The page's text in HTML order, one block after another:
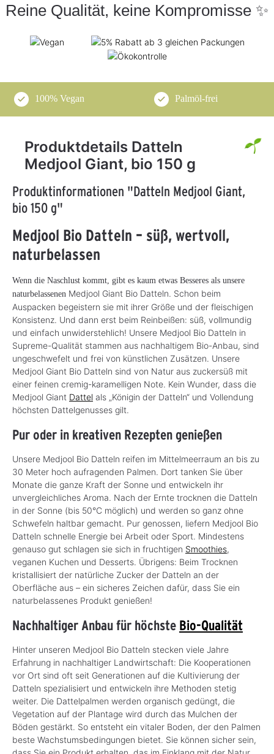
Reine Qualität, keine Kompromisse ✨
100% Vegan Palmöl-frei
Produktdetails Datteln
Medjool Giant, bio 150 g
Produktinformationen "Datteln Medjool Giant,
bio 150 g"
Medjool Bio Datteln – süß, wertvoll,
naturbelassen
Wenn die Naschlust kommt, gibt es kaum etwas Besseres als unsere
naturbelassenen Medjool Giant Bio Datteln. Schon beim
Auspacken begeistern sie mit ihrer Größe und der fleischigen
Konsistenz. Und dann erst beim Reinbeißen: süß, vollmundig
und einfach unwiderstehlich! Unsere Medjool Bio Datteln in
Supreme-Qualität stammen aus nachhaltigem Bio-Anbau, sind
ungeschwefelt und frei von künstlichen Zusätzen. Unsere
Medjool Giant Bio Datteln sind von Natur aus zuckersüß mit
einer feinen cremig-karamelligen Note. Kein Wunder, dass die
Medjool Giant Dattel als „Königin der Datteln“ und Vollendung
höchsten Dattelgenusses gilt.
Pur oder in kreativen Rezepten genießen
Unsere Medjool Bio Datteln reifen im Mittelmeerraum an bis zu
30 Meter hoch aufragenden Palmen. Dort tanken Sie über
Monate die ganze Kraft der Sonne und entwickeln ihr
unvergleichliches Aroma. Nach der Ernte trocknen die Datteln
in der Sonne (bis 50°C möglich) und werden so ganz ohne
Schwefeln haltbar gemacht. Pur genossen, liefern Medjool Bio
Datteln schnelle Energie bei Arbeit oder Sport. Mindestens
genauso gut schlagen sie sich in fruchtigen Smoothies,
veganen Kuchen und Desserts. Übrigens: Beim Trocknen
kristallisiert der natürliche Zucker der Datteln an der
Oberfläche aus – ein sicheres Zeichen dafür, dass Sie ein
naturbelassenes Produkt genießen!
Nachhaltiger Anbau für höchste Bio-Qualität
Hinter unseren Medjool Bio Datteln stecken viele Jahre
Erfahrung in nachhaltiger Landwirtschaft: Die Kooperationen
vor Ort sind oft seit Generationen auf die Kultivierung der
Datteln spezialisiert und entwickeln ihre Methoden stetig
weiter. Die Dattelpalmen werden organisch gedüngt, die
Vegetation auf der Plantage wird durch das Mulchen der
Böden gestärkt. So entsteht ein vitaler Boden, der den Palmen
beste Wachstumsbedingungen bietet. Sie können sicher sein,